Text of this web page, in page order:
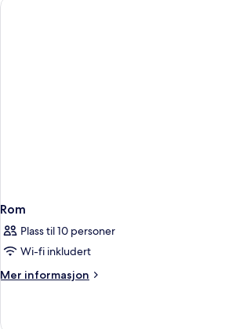
Rom
Plass til 10 personer
Wi-fi inkludert
Mer informasjon
Mer